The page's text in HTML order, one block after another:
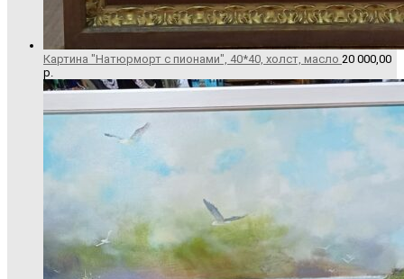
Картина "Натюрморт с пионами", 40*40, холст, масло 20 000,00
р.